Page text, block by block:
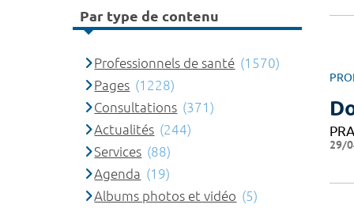
29/
Par type de contenu
Professionnels de santé (1570)
Pages (1228)
Consultations (371)
Actualités (244)
Services (88)
Agenda (19)
Albums photos et vidéo (5)